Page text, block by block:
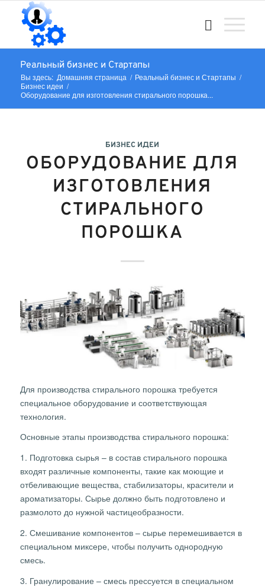
Реальный бизнес и Стартапы
Вы здесь: Домашняя страница / Реальный бизнес и Стартапы /
Бизнес идеи /
Оборудование для изготовления стирального порошка...
БИЗНЕС ИДЕИ
ОБОРУДОВАНИЕ ДЛЯ
ИЗГОТОВЛЕНИЯ
СТИРАЛЬНОГО
ПОРОШКА
Для производства стирального порошка требуется
специальное оборудование и соответствующая
технология.
Основные этапы производства стирального порошка:
1. Подготовка сырья – в состав стирального порошка
входят различные компоненты, такие как моющие и
отбеливающие вещества, стабилизаторы, красители и
ароматизаторы. Сырье должно быть подготовлено и
размолото до нужной частицеобразности.
2. Смешивание компонентов – сырье перемешивается в
специальном миксере, чтобы получить однородную
смесь.
3. Гранулирование – смесь прессуется в специальном